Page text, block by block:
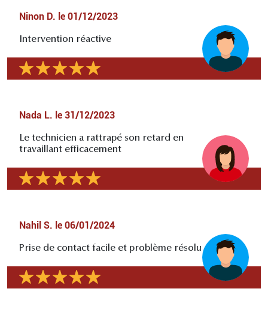
Ninon D. le 01/12/2023
Intervention réactive
Nada L. le 31/12/2023
Le technicien a rattrapé son retard en
travaillant efficacement
Nahil S. le 06/01/2024
Prise de contact facile et problème résolu